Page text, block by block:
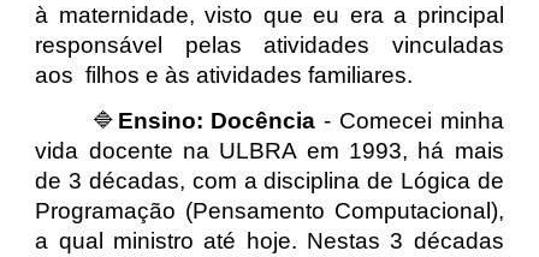
à maternidade, visto que eu era a principal
responsável pelas atividades vinculadas
aos filhos e às atividades familiares.
🔷 Ensino: Docência - Comecei minha
vida docente na ULBRA em 1993, há mais
de 3 décadas, com a disciplina de Lógica de
Programação (Pensamento Computacional),
a qual ministro até hoje. Nestas 3 décadas